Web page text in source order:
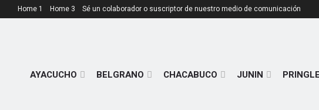
Home 1 Home 3 Sé un colaborador o suscriptor de nuestro medio de comunicación
AYACUCHO BELGRANO CHACABUCO JUNIN